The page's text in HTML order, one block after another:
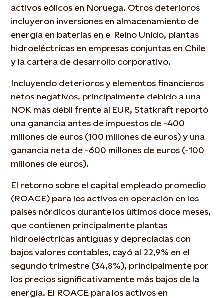
activos eólicos en Noruega. Otros deterioros
incluyeron inversiones en almacenamiento de
energía en baterías en el Reino Unido, plantas
hidroeléctricas en empresas conjuntas en Chile
y la cartera de desarrollo corporativo.
Incluyendo deterioros y elementos financieros
netos negativos, principalmente debido a una
NOK más débil frente al EUR, Statkraft reportó
una ganancia antes de impuestos de -400
millones de euros (100 millones de euros) y una
ganancia neta de -600 millones de euros (-100
millones de euros).
El retorno sobre el capital empleado promedio
(ROACE) para los activos en operación en los
países nórdicos durante los últimos doce meses,
que contienen principalmente plantas
hidroeléctricas antiguas y depreciadas con
bajos valores contables, cayó al 22,9% en el
segundo trimestre (34,8%), principalmente por
los precios significativamente más bajos de la
energía. El ROACE para los activos en